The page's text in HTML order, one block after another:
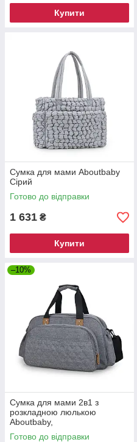
Купити
Сумка для мами Aboutbaby
Сірий
Готово до відправки
1 631 ₴
Купити
–10%
Сумка для мами 2в1 з
розкладною люлькою
Aboutbaby,
водовідштовхувальна
Готово до відправки